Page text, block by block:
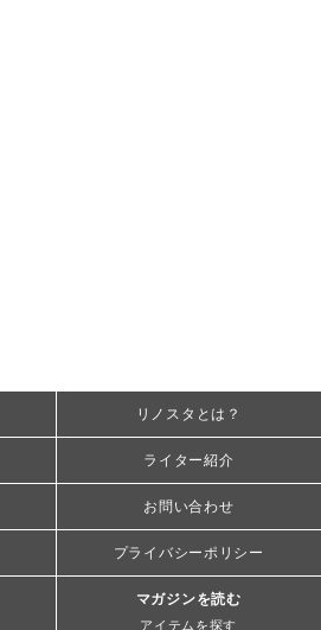
リノスタとは？
ライター紹介
お問い合わせ
プライバシーポリシー
マガジンを読む
アイテムを探す